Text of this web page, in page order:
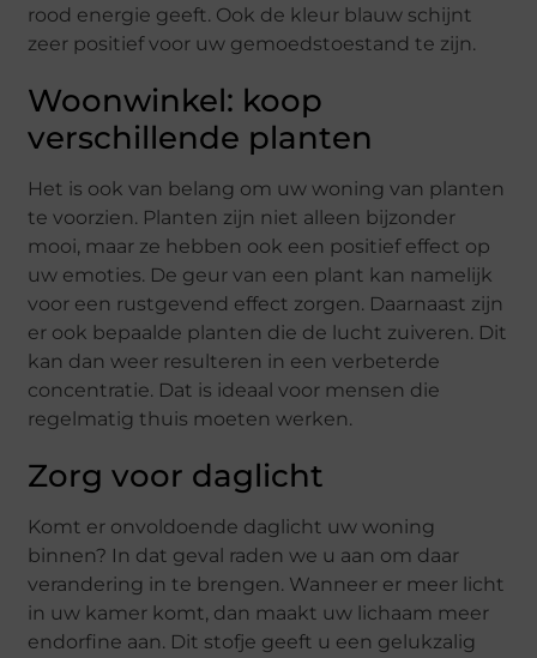
rood energie geeft. Ook de kleur blauw schijnt
zeer positief voor uw gemoedstoestand te zijn.
Woonwinkel: koop
verschillende planten
Het is ook van belang om uw woning van planten
te voorzien. Planten zijn niet alleen bijzonder
mooi, maar ze hebben ook een positief effect op
uw emoties. De geur van een plant kan namelijk
voor een rustgevend effect zorgen. Daarnaast zijn
er ook bepaalde planten die de lucht zuiveren. Dit
kan dan weer resulteren in een verbeterde
concentratie. Dat is ideaal voor mensen die
regelmatig thuis moeten werken.
Zorg voor daglicht
Komt er onvoldoende daglicht uw woning
binnen? In dat geval raden we u aan om daar
verandering in te brengen. Wanneer er meer licht
in uw kamer komt, dan maakt uw lichaam meer
endorfine aan. Dit stofje geeft u een gelukzalig